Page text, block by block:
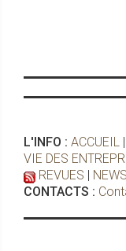
L'INFO : ACCUEIL |
VIE DES
REVUES |
CONTACTS :